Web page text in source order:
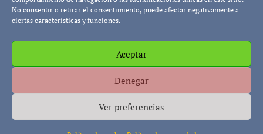
No consentir o retirar el consentimiento, puede afectar negativamente a
ciertas características y funciones.
Aceptar
Denegar
Ver preferencias
Responsabilidad